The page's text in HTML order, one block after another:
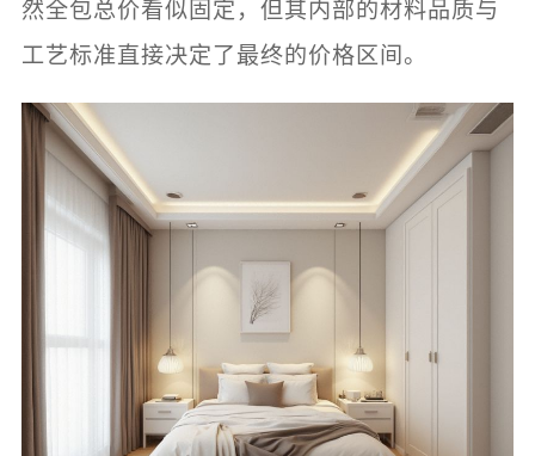
然全包总价看似固定，但其内部的材料品质与
工艺标准直接决定了最终的价格区间。